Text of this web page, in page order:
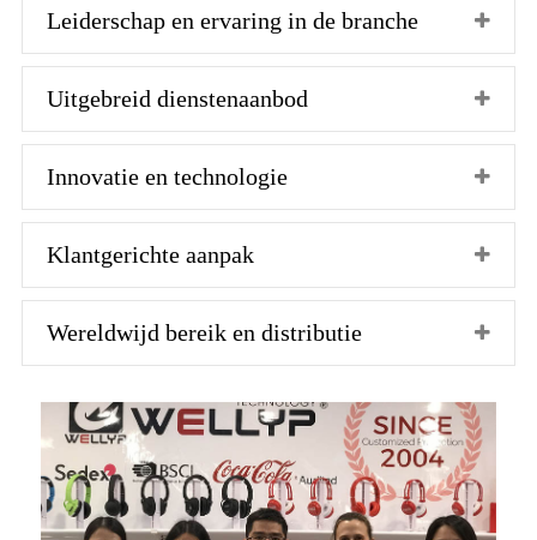
Leiderschap en ervaring in de branche
Uitgebreid dienstenaanbod
Innovatie en technologie
Klantgerichte aanpak
Wereldwijd bereik en distributie